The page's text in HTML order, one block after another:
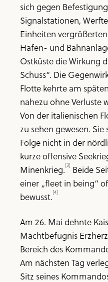
sich gegen
Signalstationen,
Einheiten
Hafen- und
Ostküste die Wirkung
Schuss“. Die
Flotte kehrte am
nahezu ohne Verluste
Von der italienischen
zu sehen gewesen.
Folge nicht in der
kurze offensive
Minenkrieg.[3] Beide
einer „fleet in being“
bewusst.[4]
Am 26. Mai dehnte
Machtbefugnis
Bereich des
Am nächsten Tag
Sitz seines